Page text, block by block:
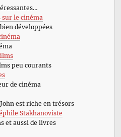
le cinéma
développées
peu courants
de cinéma
est riche en trésors
Stakhanoviste
et aussi de livres